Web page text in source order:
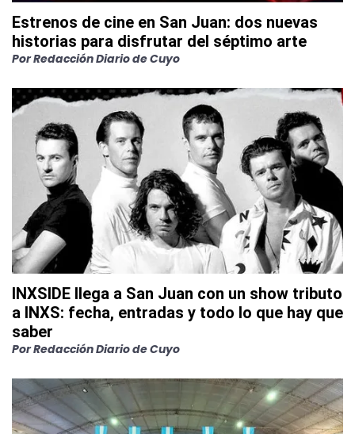
Estrenos de cine en San Juan: dos nuevas
historias para disfrutar del séptimo arte
PorRedacción Diario de Cuyo
INXSIDE llega a San Juan con un show tributo
a INXS: fecha, entradas y todo lo que hay que
saber
PorRedacción Diario de Cuyo